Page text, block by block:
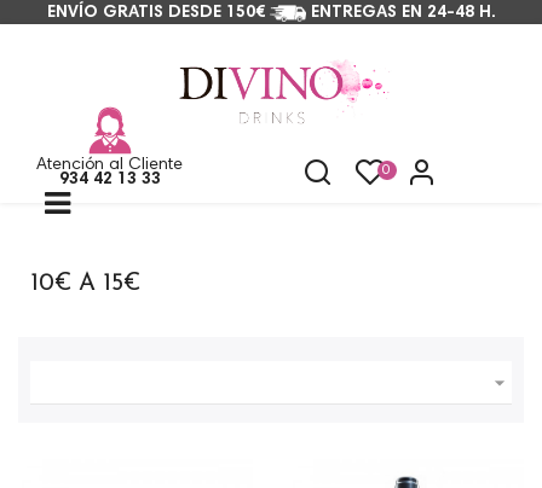
ENVÍO GRATIS DESDE 150€ ENTREGAS EN 24-48 H.
Atención al Cliente
934 42 13 33
0
Navegación
☰
10€ A 15€
